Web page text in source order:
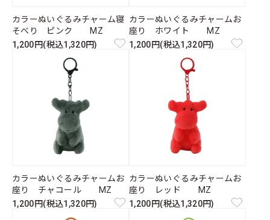
カラーぬいぐるみチャーム寝
そべり ピンク MZ
1,200円(税込1,320円)
カラーぬいぐるみチャームお
座り ホワイト MZ
1,200円(税込1,320円)
カラーぬいぐるみチャームお
座り チャコール MZ
1,200円(税込1,320円)
カラーぬいぐるみチャームお
座り レッド MZ
1,200円(税込1,320円)